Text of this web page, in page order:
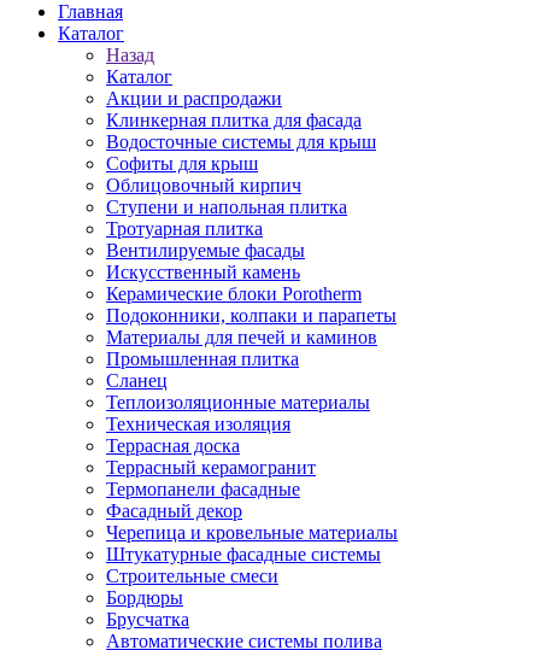
Главная
Каталог
Назад
Каталог
Акции и распродажи
Клинкерная плитка для фасада
Водосточные системы для крыш
Софиты для крыш
Облицовочный кирпич
Ступени и напольная плитка
Тротуарная плитка
Вентилируемые фасады
Искусственный камень
Керамические блоки Porotherm
Подоконники, колпаки и парапеты
Материалы для печей и каминов
Промышленная плитка
Сланец
Теплоизоляционные материалы
Техническая изоляция
Террасная доска
Террасный керамогранит
Термопанели фасадные
Фасадный декор
Черепица и кровельные материалы
Штукатурные фасадные системы
Строительные смеси
Бордюры
Брусчатка
Автоматические системы полива